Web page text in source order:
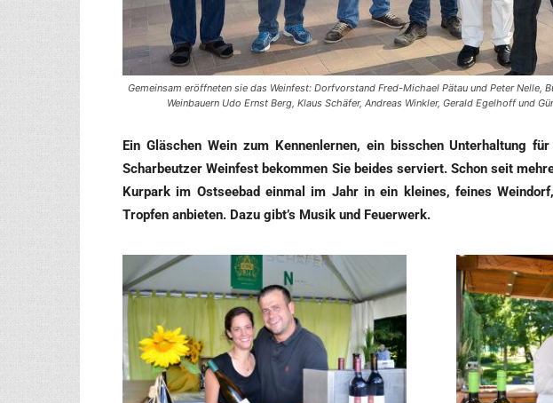
Gemeinsam eröffneten sie das Weinfest: Dorfvorstand Fred-Michael Pätau und Peter Nelle,
Weinbauern Udo Ernst Berg, Klaus Schäfer, Andreas Winkler, Gerald Egelhoff und
Ein Gläs­chen Wein zum Ken­nen­ler­nen, ein biss­chen Unter­hal­tung
Schar­beut­zer Wein­fest bekom­men Sie bei­des ser­viert. Schon seit
Kur­park im Ost­see­bad ein­mal im Jahr in ein klei­nes, fei­nes
Trop­fen anbie­ten. Dazu gibt’s Musik und Feuerwerk.